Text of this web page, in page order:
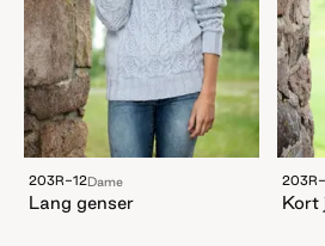
203R-12Dame
Lang genser
203R-
Kort